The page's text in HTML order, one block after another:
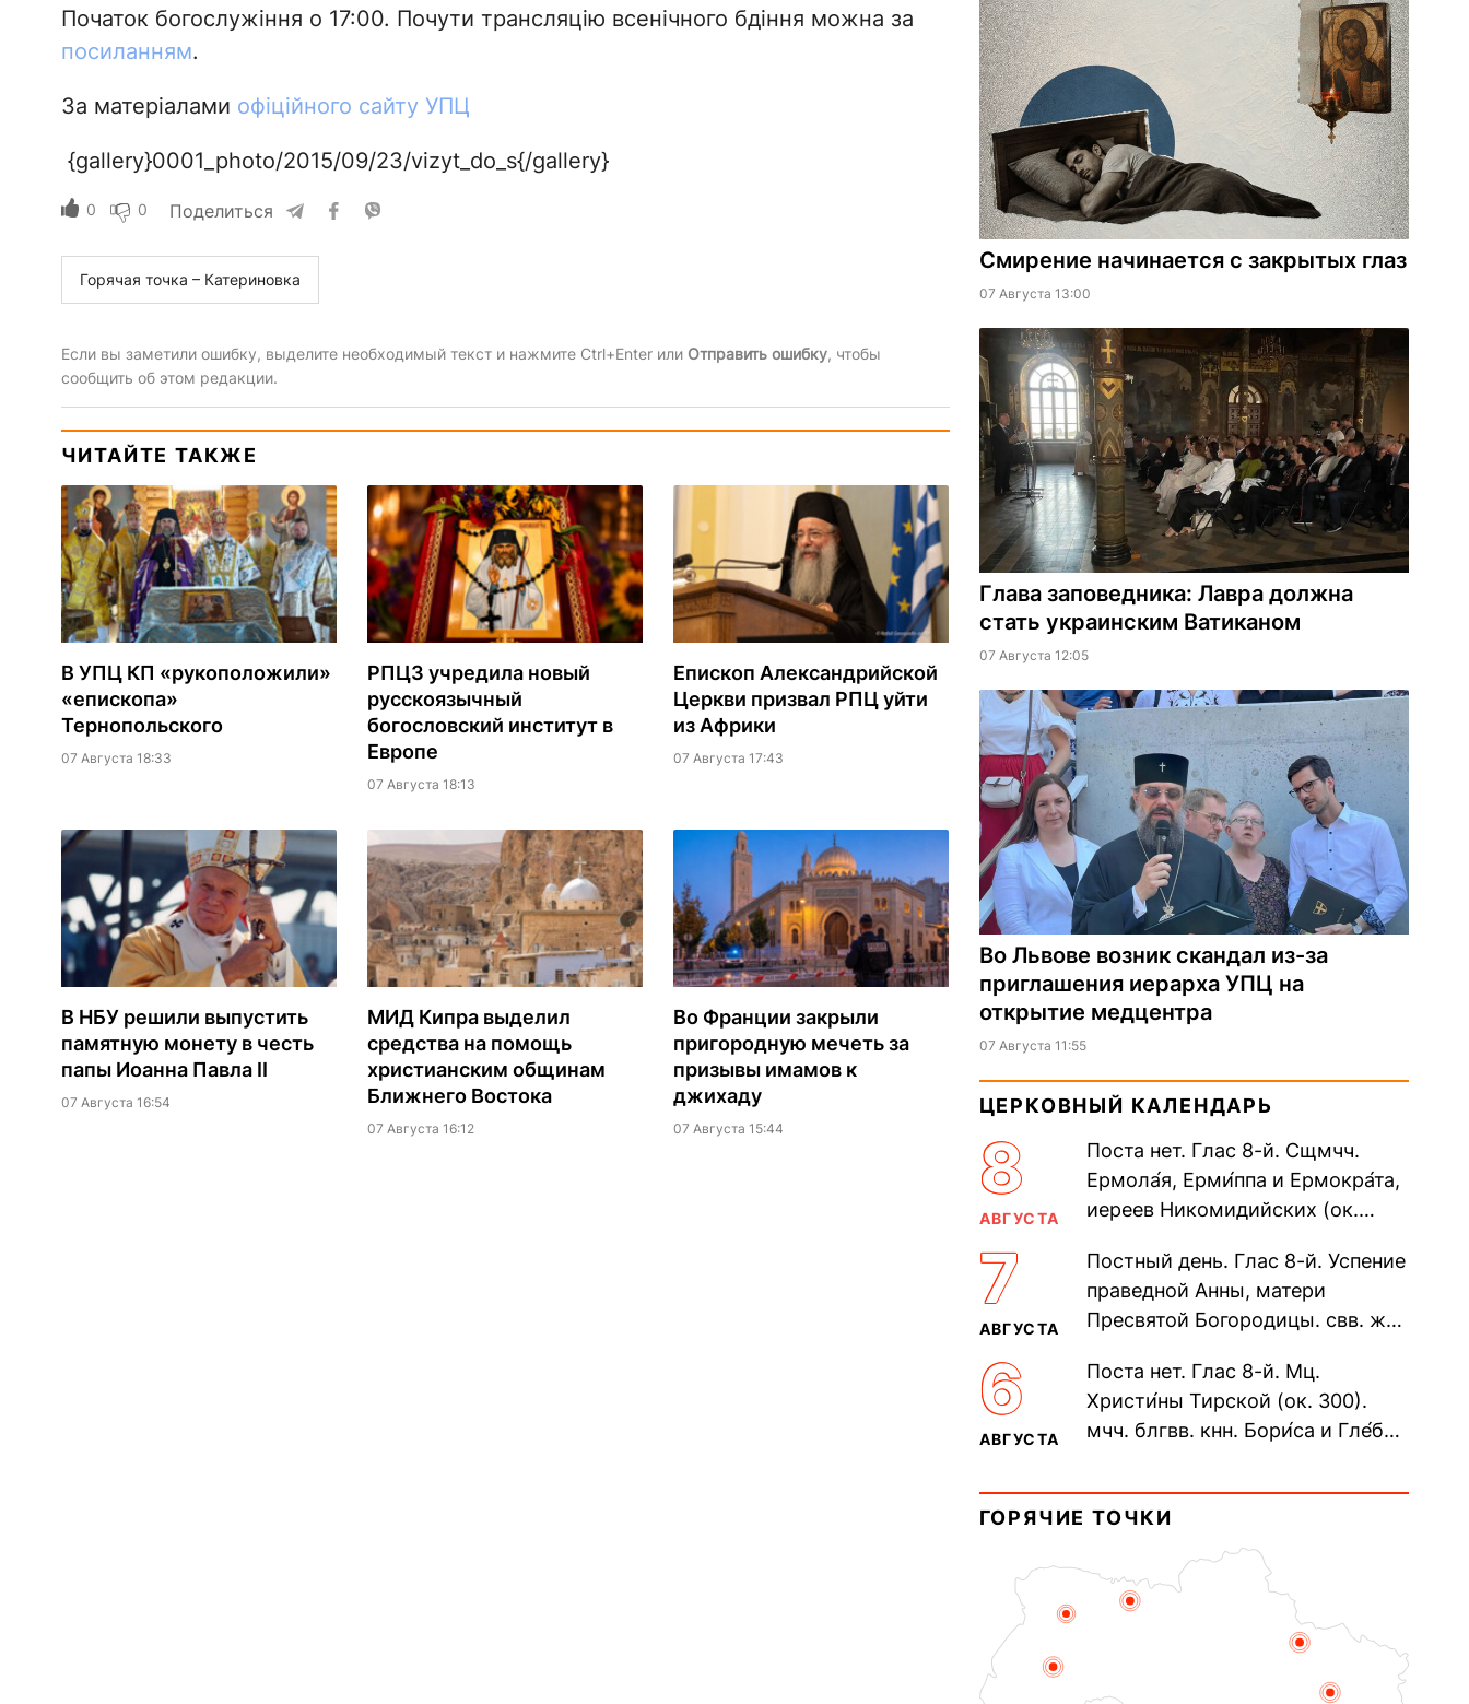
Початок богослужіння о 17:00. Почути трансляцію всенічного бдіння можна за
посиланням.
За матеріалами офіційного сайту УПЦ
{gallery}0001_photo/2015/09/23/vizyt_do_s{/gallery}
0 0 Поделиться
Горячая точка – Катериновка
Если вы заметили ошибку, выделите необходимый текст и нажмите Ctrl+Enter или Отправить ошибку, чтобы
сообщить об этом редакции.
ЧИТАЙТЕ ТАКЖЕ
В УПЦ КП «рукоположили»
«епископа»
Тернопольского
07 Августа 18:33
РПЦЗ учредила новый
русскоязычный
богословский институт в
Европе
07 Августа 18:13
Епископ Александрийской
Церкви призвал РПЦ уйти
из Африки
07 Августа 17:43
В НБУ решили выпустить
памятную монету в честь
папы Иоанна Павла II
07 Августа 16:54
МИД Кипра выделил
средства на помощь
христианским общинам
Ближнего Востока
07 Августа 16:12
Во Франции закрыли
пригородную мечеть за
призывы имамов к
джихаду
07 Августа 15:44
Смирение начинается с закрытых глаз
07 Августа 13:00
Глава заповедника: Лавра должна
стать украинским Ватиканом
07 Августа 12:05
Во Львове возник скандал из-за
приглашения иерарха УПЦ на
открытие медцентра
07 Августа 11:55
ЦЕРКОВНЫЙ КАЛЕНДАРЬ
8
АВГУСТА
Поста нет. Глас 8-й. Сщмчч.
Ермола́я, Ерми́ппа и Ермокра́та,
иереев Никомидийских (ок.
Печерского, в Ближних
пещерах...
7
АВГУСТА
Постный день. Глас 8-й. Успение
праведной Анны, матери
Пресвятой Богородицы. свв. жен
прп. Евпракси́и девы,...
6
АВГУСТА
Поста нет. Глас 8-й. Мц.
Христи́ны Тирской (ок. 300).
мчч. блгвв. кнн. Бори́са и Гле́ба,
Дави́да (1015). Прп....
ГОРЯЧИЕ ТОЧКИ